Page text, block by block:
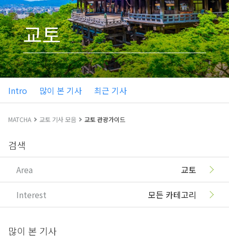
교토
Intro 많이 본 기사 최근 기사
MATCHA 교토 기사 모음 교토 관광가이드
검색
Area 교토
Interest 모든 카테고리
많이 본 기사